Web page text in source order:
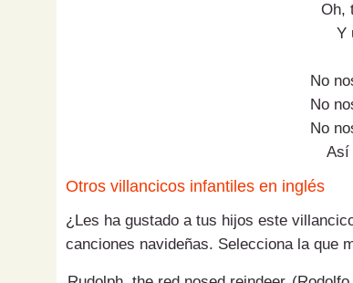
Oh,
Y
No
No
No
Así
Otros villancicos infantiles en inglés
¿Les ha gustado a tus hijos este
canciones navideñas. Selecciona la que